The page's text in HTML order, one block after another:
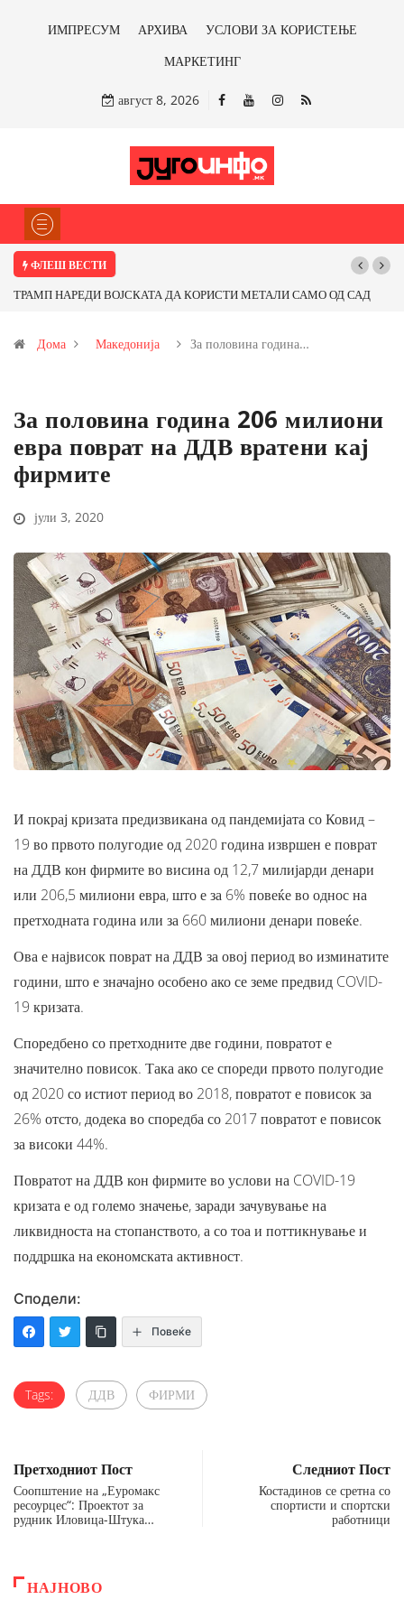
ИМПРЕСУМ АРХИВА
УСЛОВИ ЗА КОРИСТЕЊЕ
МАРКЕТИНГ
август 8, 2026
ФЛЕШ ВЕСТИ
ТРАМП НАРЕДИ ВОЈСКАТА ДА КОРИСТИ МЕТАЛИ САМО ОД САД
Иловица и со антимонот?
Дома Македонија За половина година…
За половина година 206 милиони
евра поврат на ДДВ вратени кај
фирмите
јули 3, 2020
И покрај кризата предизвикана од пандемијата со Ковид –
19 во првото полугодие од 2020 година извршен е поврат
на ДДВ кон фирмите во висина од 12,7 милијарди денари
или 206,5 милиони евра, што е за 6% повеќе во однос на
претходната година или за 660 милиони денари повеќе.
Ова е највисок поврат на ДДВ за овој период во изминатите
години, што е значајно особено ако се земе предвид COVID-
19 кризата.
Споредбено со претходните две години, повратот е
значително повисок. Така ако се спореди првото полугодие
од 2020 со истиот период во 2018, повратот е повисок за
26% отсто, додека во споредба со 2017 повратот е повисок
за високи 44%.
Повратот на ДДВ кон фирмите во услови на COVID-19
кризата е од големо значење, заради зачувување на
ликвидноста на стопанството, а со тоа и поттикнување и
поддршка на економската активност.
Сподели:
Повеќе
Tags: ДДВ ФИРМИ
Претходниот Пост
Соопштение на „Еуромакс
ресоурцес“: Проектот за
рудник Иловица-Штука…
Следниот Пост
Костадинов се сретна со
спортисти и спортски
работници
НАЈНОВО